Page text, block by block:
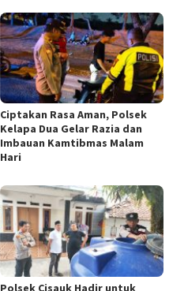
Ciptakan Rasa Aman, Polsek
Kelapa Dua Gelar Razia dan
Imbauan Kamtibmas Malam
Hari
Polsek Cisauk Hadir untuk